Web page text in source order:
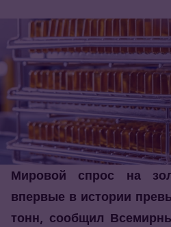
Мировой спрос на
впервые в истории
тонн, сообщил